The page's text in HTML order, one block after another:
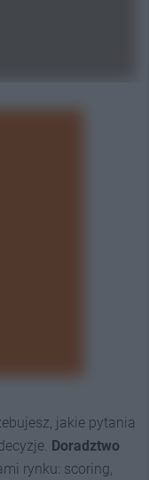
jakie pytania
Doradztwo
rynku: scoring,